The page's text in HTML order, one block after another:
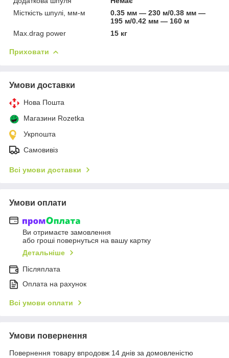
Місткість шпулі, мм-м
0.35 мм — 230 м/0.38 мм —
195 м/0.42 мм — 160 м
Max.drag power
15 кг
Приховати
Умови доставки
Нова Пошта
Магазини Rozetka
Укрпошта
Самовивіз
Всі умови доставки
Умови оплати
Ви отримаєте замовлення
або гроші повернуться на вашу картку
Детальніше
Післяплата
Оплата на рахунок
Всі умови оплати
Умови повернення
Повернення товару впродовж 14 днів за домовленістю